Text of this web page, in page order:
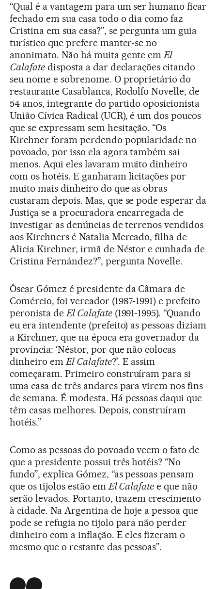
“Qual é a vantagem para um ser humano ficar
fechado em sua casa todo o dia como faz
Cristina em sua casa?”, se pergunta um guia
turístico que prefere manter-se no
anonimato. Não há muita gente emEl
Calafatedisposta a dar declarações citando
seu nome e sobrenome. O proprietário do
restaurante Casablanca, Rodolfo Novelle, de
54 anos, integrante do partido oposicionista
União Cívica Radical (UCR), é um dos poucos
que se expressam sem hesitação. “Os
Kirchner foram perdendo popularidade no
povoado, por isso ela agora também sai
menos. Aqui eles lavaram muito dinheiro
com os hotéis. E ganharam licitações por
muito mais dinheiro do que as obras
custaram depois. Mas, que se pode esperar da
Justiça se a procuradora encarregada de
investigar as denúncias de terrenos vendidos
aos Kirchners é Natalia Mercado, filha de
Alicia Kirchner, irmã de Néstor e cunhada de
Cristina Fernández?”, pergunta Novelle.
Óscar Gómez é presidente da Câmara de
Comércio, foi vereador (1987-1991) e prefeito
peronista deEl Calafate(1991-1995). “Quando
eu era intendente (prefeito) as pessoas diziam
a Kirchner, que na época era governador da
província: ‘Néstor, por que não colocas
dinheiro emEl Calafate?’. E assim
começaram. Primeiro construíram para si
uma casa de três andares para virem nos fins
de semana. É modesta. Há pessoas daqui que
têm casas melhores. Depois, construíram
hotéis.”
Como as pessoas do povoado veem o fato de
que a presidente possui três hotéis? “No
fundo”, explica Gómez, “as pessoas pensam
que os tijolos estão emEl Calafate e que não
serão levados. Portanto, trazem crescimento
à cidade. Na Argentina de hoje a pessoa que
pode se refugia no tijolo para não perder
dinheiro com a inflação. E eles fizeram o
mesmo que o restante das pessoas”.